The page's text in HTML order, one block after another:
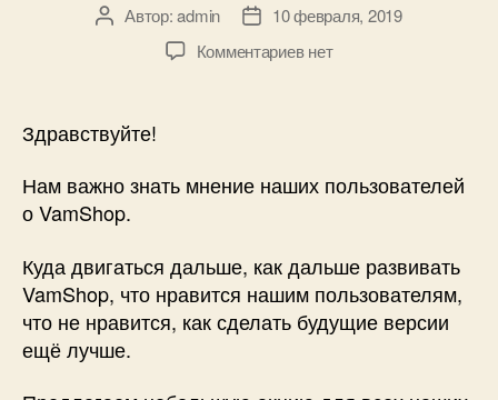
АвторАвтор:admin
Дата10 февраля, 2019
Комментариевк
VamShop
поддержка
и
обновления
нет
Здравствуйте!
Нам важно знать мнение наших пользователей
о VamShop.
Куда двигаться дальше, как дальше развивать
VamShop, что нравится нашим пользователям,
что не нравится, как сделать будущие версии
ещё лучше.